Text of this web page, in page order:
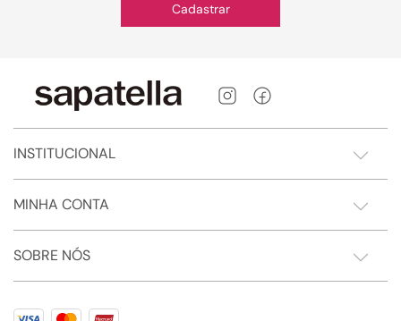
Cadastrar
INSTITUCIONAL
MINHA CONTA
SOBRE NÓS